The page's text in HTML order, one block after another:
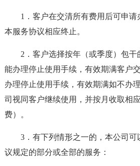
1．客户在交清所有费用后可申请
本服务协议相应终止。
2．客户选择按年（或季度）包
能办理停止使用手续，有效期满客户
办理停止使用手续，有效期满如不办
司视同客户继续使用，并按月收取相
费）。
3．有下列情形之一的，本公司
议规定的部分或全部的服务：